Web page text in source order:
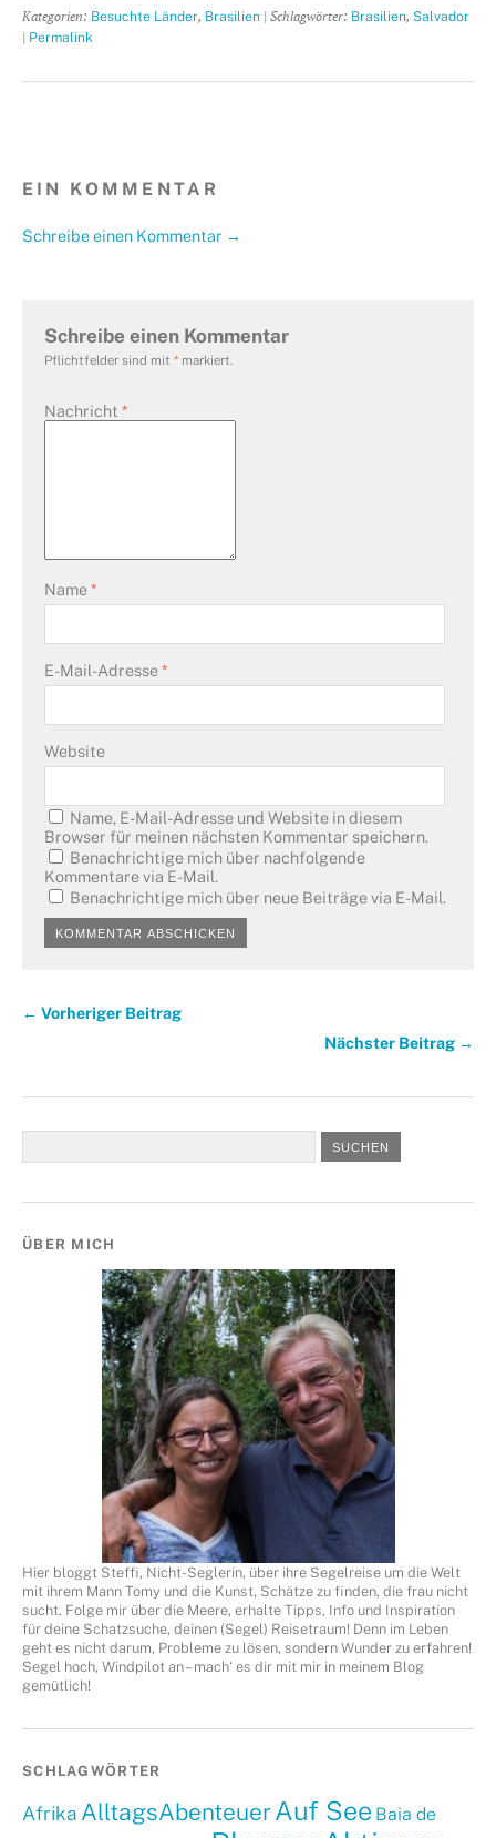
Kategorien: Besuchte Länder, Brasilien | Schlagwörter: Brasilien, Salvador
| Permalink
EIN KOMMENTAR
Schreibe einen Kommentar →
Schreibe einen Kommentar
Pflichtfelder sind mit * markiert.
Nachricht *
Name*
E-Mail-Adresse*
Website
Name, E-Mail-Adresse und Website in diesem
Browser für meinen nächsten Kommentar speichern.
Benachrichtige mich über nachfolgende
Kommentare via E-Mail.
Benachrichtige mich über neue Beiträge via E-Mail.
← Vorheriger Beitrag
Nächster Beitrag →
ÜBER MICH
Hier bloggt Steffi, Nicht-Seglerin, über ihre Segelreise um die Welt
mit ihrem Mann Tomy und die Kunst, Schätze zu finden, die frau nicht
sucht. Folge mir über die Meere, erhalte Tipps, Info und Inspiration
für deine Schatzsuche, deinen (Segel) Reisetraum! Denn im Leben
geht es nicht darum, Probleme zu lösen, sondern Wunder zu erfahren!
Segel hoch, Windpilot an – mach‘ es dir mit mir in meinem Blog
gemütlich!
SCHLAGWÖRTER
Afrika AlltagsAbenteuerAuf See Baia de